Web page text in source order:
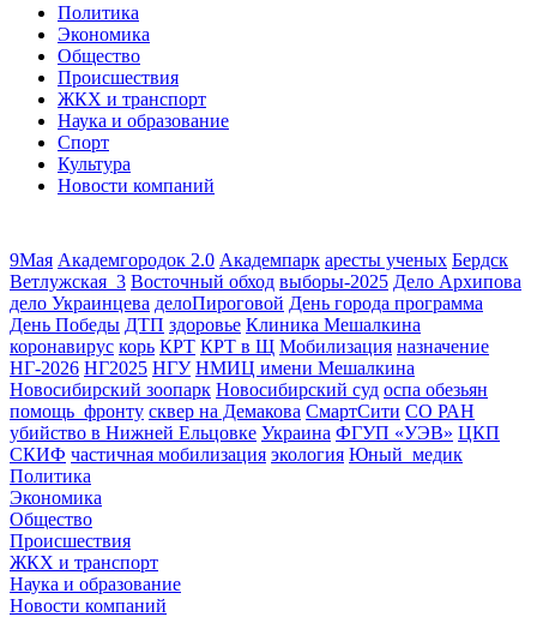
Политика
Экономика
Общество
Происшествия
ЖКХ и транспорт
Наука и образование
Спорт
Культура
Новости компаний
9Мая Академгородок 2.0 Академпарк аресты ученых Бердск
Ветлужская_3 Восточный обход выборы-2025 Дело Архипова
дело Украинцева делоПироговой День города программа
День Победы ДТП здоровье Клиника Мешалкина
коронавирус корь КРТ КРТ в Щ Мобилизация назначение
НГ-2026 НГ2025 НГУ НМИЦ имени Мешалкина
Новосибирский зоопарк Новосибирский суд оспа обезьян
помощь_фронту сквер на Демакова СмартСити СО РАН
убийство в Нижней Ельцовке Украина ФГУП «УЭВ» ЦКП
СКИФ частичная мобилизация экология Юный_медик
Политика
Экономика
Общество
Происшествия
ЖКХ и транспорт
Наука и образование
Новости компаний